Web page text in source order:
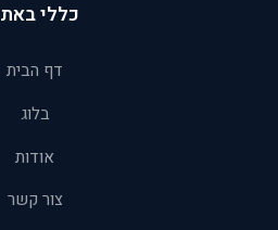
כללי
דף הבית
בלוג
אודות
צור קשר